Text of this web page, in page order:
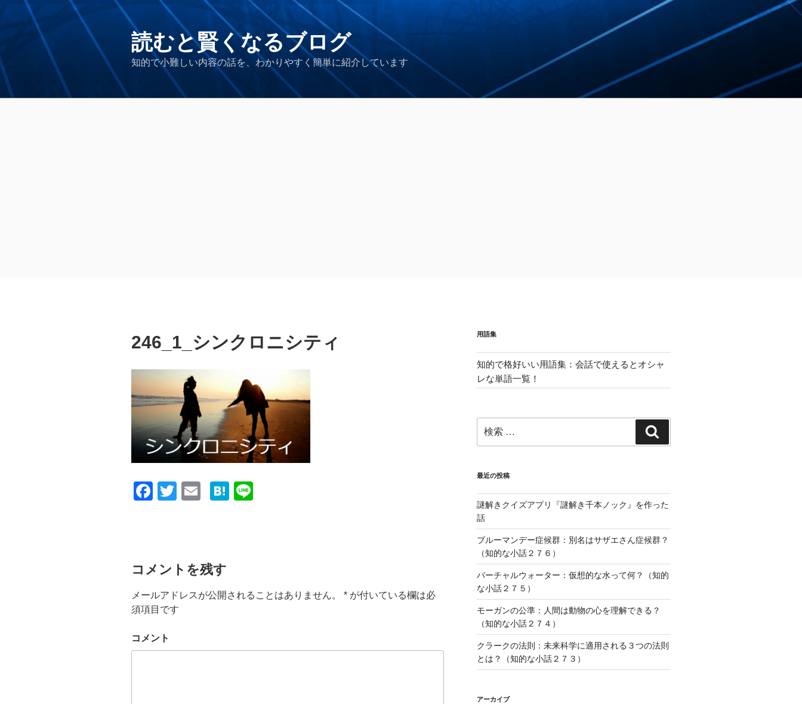
ツ
へ
ス
読むと賢くなるブログ
知的で小難しい内容の話を、わかりやすく簡単に紹介しています
246_1_シンクロニシティ
F
b
o
o
T
H
コメントを残す
メールアドレスが公開されることはありません。 * が付いている欄は必
須項目です
コメント
用語集
知的で格好いい用語集：会話で使えるとオシャ
レな単語一覧！
索:
索
最近の投稿
謎解きクイズアプリ『謎解き千本ノック』を作った
話
ブルーマンデー症候群：別名はサザエさん症候群？
（知的な小話２７６）
バーチャルウォーター：仮想的な水って何？（知的
な小話２７５）
モーガンの公準：人間は動物の心を理解できる？
（知的な小話２７４）
クラークの法則：未来科学に適用される３つの法則
とは？（知的な小話２７３）
アーカイブ